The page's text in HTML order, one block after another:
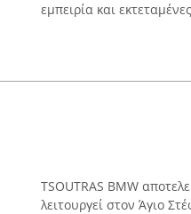
εμπειρία και
TSOUTRAS BMW
λειτουργεί στον Άγιο